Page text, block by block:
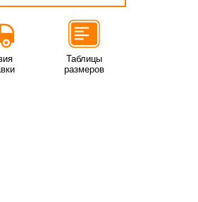
Таблицы
размеров